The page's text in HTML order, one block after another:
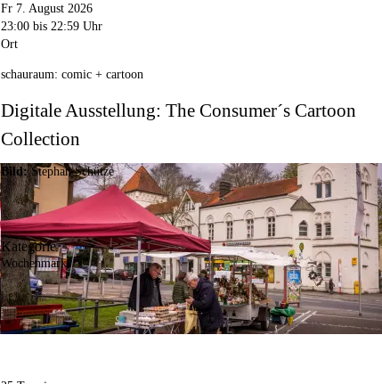
Fr 7. August 2026
23:00 bis 22:59 Uhr
Ort
schauraum: comic + cartoon
Digitale Ausstellung: The Consumer´s Cartoon
Collection
Bild:Stephan Schütze
Kategorie
Wochenmarkt